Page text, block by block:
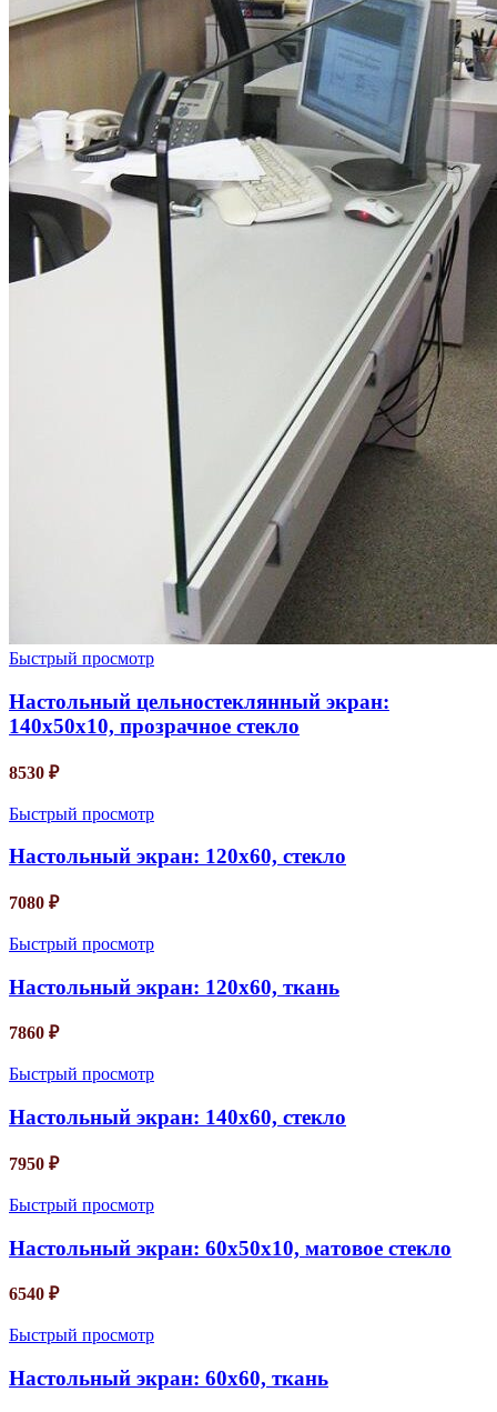
Быстрый просмотр
Настольный цельностеклянный экран:
140х50х10, прозрачное стекло
8530 ₽
Быстрый просмотр
Настольный экран: 120х60, стекло
7080 ₽
Быстрый просмотр
Настольный экран: 120х60, ткань
7860 ₽
Быстрый просмотр
Настольный экран: 140х60, стекло
7950 ₽
Быстрый просмотр
Настольный экран: 60х50х10, матовое стекло
6540 ₽
Быстрый просмотр
Настольный экран: 60х60, ткань